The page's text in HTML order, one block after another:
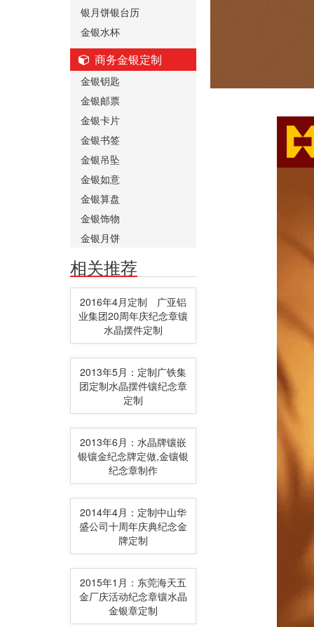
银月饼银台历
金银水杯
商务金银定制
金银钥匙
金银邮票
金银卡片
金银书签
金银吊坠
金银如意
金银算盘
金银饰物
金银月饼
相关推荐
2016年4月定制 广亚铝
业集团20周年庆纪念章镶
水晶摆件定制
2013年5月：定制广铁集
团定制水晶摆件镶纪念章
定制
2013年6月：水晶牌镶嵌
银镶金纪念牌定做,金镶银
纪念章制作
2014年4月：定制中山华
盛公司十周年庆典纪念金
牌定制
2015年1月：东莞海天五
金厂庆活动纪念章镶水晶
金银章定制